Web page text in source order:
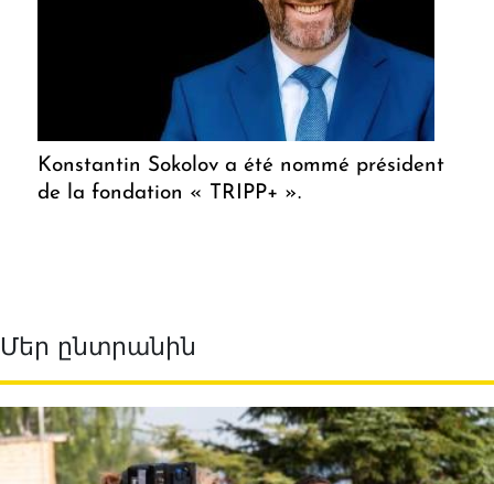
Konstantin Sokolov a été nommé président
de la fondation « TRIPP+ ».
Մեր ընտրանին